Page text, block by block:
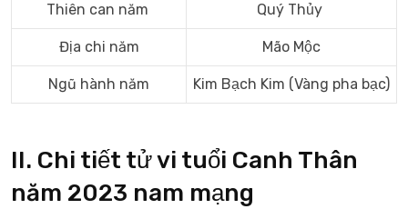
Thiên can năm Quý Thủy
Địa chi năm Mão Mộc
Ngũ hành năm Kim Bạch Kim (Vàng pha bạc)
II. Chi tiết tử vi tuổi Canh Thân
năm 2023 nam mạng